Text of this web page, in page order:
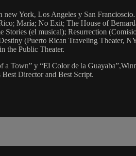
new York, Los Angeles y San
María; No Exit; The House of
Stories (el musical); Resurrection
(Puerto Rican Traveling Theater,
the Public Theater.
a Town” y “El Color de la
Director and Best Script.